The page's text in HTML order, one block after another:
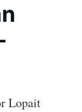
Lopait